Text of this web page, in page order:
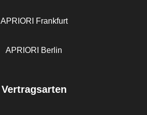
APRIORI Frankfurt
APRIORI Berlin
Vertragsarten